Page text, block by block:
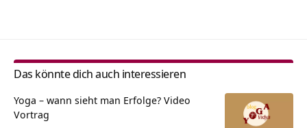
Das könnte dich auch interessieren
Yoga – wann sieht man Erfolge? Video
Vortrag